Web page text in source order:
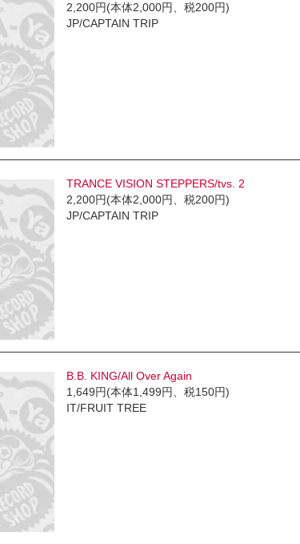
2,200円(本体2,000円、税200円)
JP/CAPTAIN TRIP
TRANCE VISION STEPPERS/tvs. 2
2,200円(本体2,000円、税200円)
JP/CAPTAIN TRIP
B.B. KING/All Over Again
1,649円(本体1,499円、税150円)
IT/FRUIT TREE